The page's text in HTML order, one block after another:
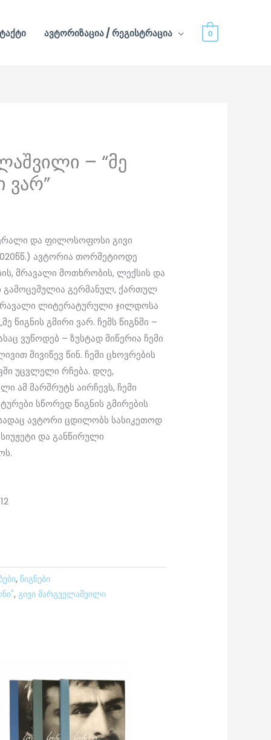
ავტორიზაცია / რეგისტრაცია 0
– “მე
ვარ”
და ფილოსოფოსი გივი
ავტორია თორმეტიოდე
მრავალი მოთხრობის, ლექსის და
გამოცემულია გერმანულ, ქართულ
ლიტერატურული ჯილდოსა
წიგნის გმირი ვარ. ჩემს წიგნში –
ვუწოდებ – ზუსტად მიწერია ჩემი
მივიწევ წინ. ჩემი ცხოვრების
უცვლელი რჩება. დღე,
ამ მარშრუტს აირჩევს, ჩემი
სწორედ წიგნის გმირების
ავტორი ცდილობს სასიკეთოდ
და განწირული
, წიგნები
, გივი მარგველაშვილი